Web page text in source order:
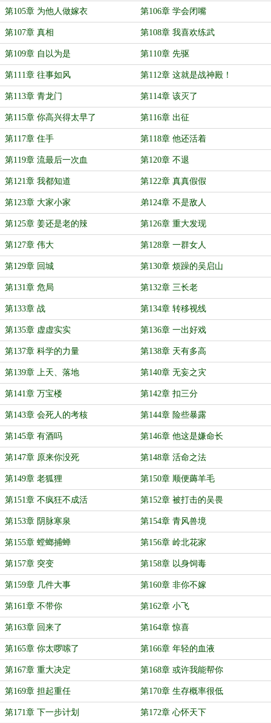
第105章 为他人做嫁衣 第106章 学会闭嘴
第107章 真相 第108章 我喜欢练武
第109章 自以为是 第110章 先驱
第111章 往事如风 第112章 这就是战神殿！
第113章 青龙门 第114章 该灭了
第115章 你高兴得太早了 第116章 出征
第117章 住手 第118章 他还活着
第119章 流最后一次血 第120章 不退
第121章 我都知道 第122章 真真假假
第123章 大家小家 弟124章 不是敌人
第125章 姜还是老的辣 第126章 重大发现
第127章 伟大 第128章 一群女人
第129章 回城 第130章 烦躁的吴启山
第131章 危局 第132章 三长老
第133章 战 第134章 转移视线
第135章 虚虚实实 第136章 一出好戏
第137章 科学的力量 第138章 天有多高
第139章 上天、落地 第140章 无妄之灾
第141章 万宝楼 第142章 扣三分
第143章 会死人的考核 第144章 险些暴露
第145章 有酒吗 第146章 他这是嫌命长
第147章 原来你没死 第148章 活命之法
第149章 老狐狸 第150章 顺便薅羊毛
第151章 不疯狂不成活 第152章 被打击的吴畏
第153章 阴脉寒泉 第154章 青风兽境
第155章 螳螂捕蝉 第156章 岭北花家
第157章 突变 第158章 以身饲毒
第159章 几件大事 第160章 非你不嫁
第161章 不带你 第162章 小飞
第163章 回来了 第164章 惊喜
第165章 你太啰嗦了 第166章 年轻的血液
第167章 重大决定 第168章 或许我能帮你
第169章 担起重任 第170章 生存概率很低
第171章 下一步计划 第172章 心怀天下